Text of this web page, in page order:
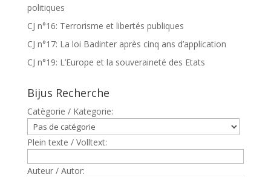
politiques
CJ n°16: Terrorisme et libertés publiques
CJ n°17: La loi Badinter après cinq ans d’application
CJ n°19: L’Europe et la souveraineté des Etats
Bijus Recherche
Catègorie / Kategorie:
Plein texte / Volltext:
Auteur / Autor: